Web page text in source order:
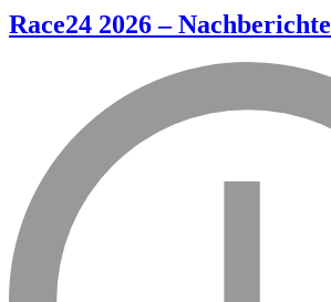
Race24 2026 – Nachberichte